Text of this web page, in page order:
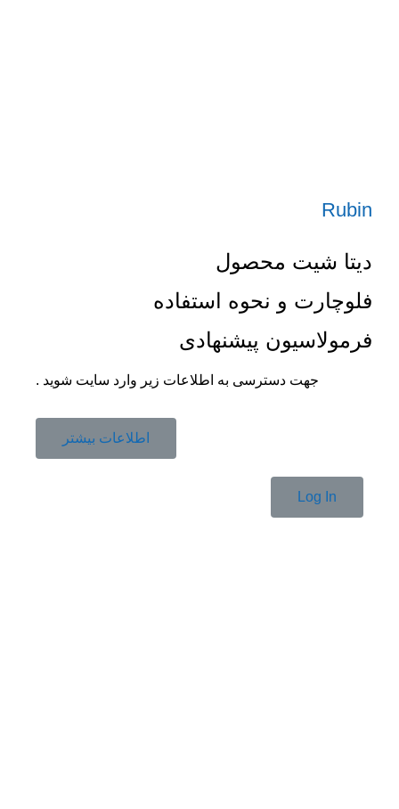
Rubin
دیتا شیت محصول
فلوچارت و نحوه استفاده
فرمولاسیون پیشنهادی
جهت دسترسی به اطلاعات زیر وارد سایت شوید .
اطلاعات بیشتر
Log In